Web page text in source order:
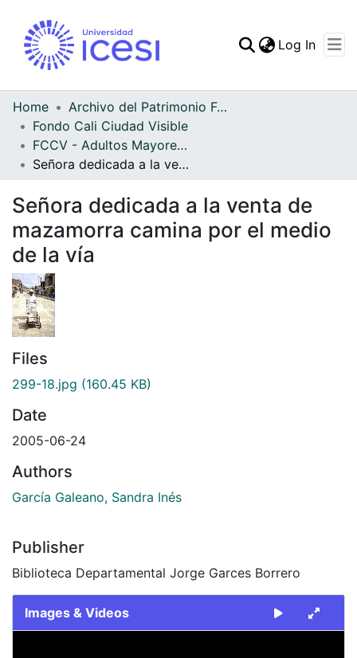
Log In
Home
Archivo del Patrimonio Fotográfico y Fílmico del Valle del Cauca
Fondo Cali Ciudad Visible
FCCV - Adultos Mayores - Patrimonial
Señora dedicada a la venta de mazamorra camina por el medio de la vía
Señora dedicada a la venta de
mazamorra camina por el medio
de la vía
Files
299-18.jpg (160.45 KB)
Date
2005-06-24
Authors
García Galeano, Sandra Inés
Publisher
Biblioteca Departamental Jorge Garces Borrero
Images & Videos